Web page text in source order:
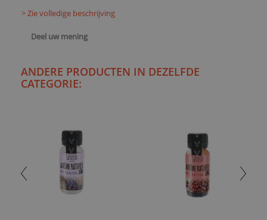
> Zie volledige beschrijving
Deel uw mening
ANDERE PRODUCTEN IN DEZELFDE
CATEGORIE: